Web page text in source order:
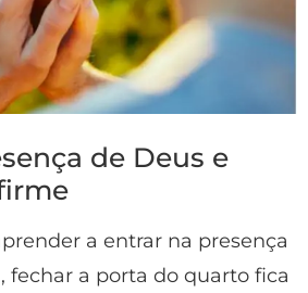
de Deus e
a entrar na presença
fechar a porta do quarto fica